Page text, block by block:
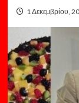
1 Δεκεμβρίου,